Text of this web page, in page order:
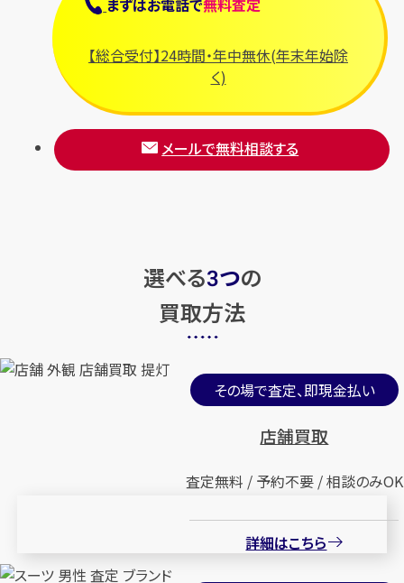
【総合受付】24時間・年中無休(年末年始除
く)
メールで無料相談する
選べる3つの
買取方法
その場で査定、即現金払い
店舗買取
査定無料 / 予約不要 / 相談のみOK
詳細はこちら